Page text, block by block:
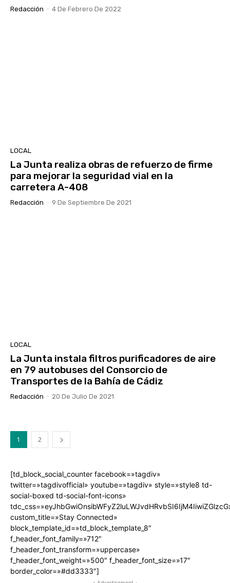
Redacción - 4 De Febrero De 2022
LOCAL
La Junta realiza obras de refuerzo de firme
para mejorar la seguridad vial en la
carretera A-408
Redacción - 9 De Septiembre De 2021
LOCAL
La Junta instala filtros purificadores de aire
en 79 autobuses del Consorcio de
Transportes de la Bahía de Cádiz
Redacción - 20 De Julio De 2021
1 2
[td_block_social_counter facebook=»tagdiv»
twitter=»tagdivofficial» youtube=»tagdiv» style=»style8 td-
social-boxed td-social-font-icons»
custom_title=»Stay Connected»
block_template_id=»td_block_template_8″
f_header_font_family=»712″
f_header_font_transform=»uppercase»
f_header_font_weight=»500″ f_header_font_size=»17″
border_color=»#dd3333″]